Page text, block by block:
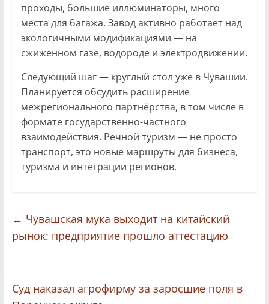
проходы, большие иллюминаторы, много
места для багажа. Завод активно работает над
экологичными модификациями — на
сжиженном газе, водороде и электродвижении.
Следующий шаг — круглый стол уже в Чувашии.
Планируется обсудить расширение
межрегионального партнёрства, в том числе в
формате государственно-частного
взаимодействия. Речной туризм — не просто
транспорт, это новые маршруты для бизнеса,
туризма и интеграции регионов.
← Чувашская мука выходит на китайский
рынок: предприятие прошло аттестацию
Суд наказал агрофирму за заросшие поля в